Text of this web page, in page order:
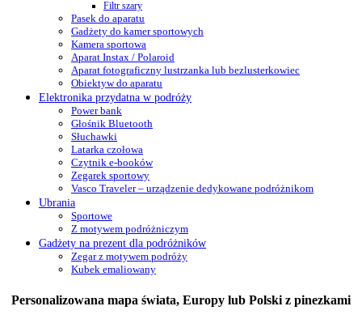
Filtr szary
Pasek do aparatu
Gadżety do kamer sportowych
Kamera sportowa
Aparat Instax / Polaroid
Aparat fotograficzny lustrzanka lub bezlusterkowiec
Obiektyw do aparatu
Elektronika przydatna w podróży
Power bank
Głośnik Bluetooth
Słuchawki
Latarka czołowa
Czytnik e-booków
Zegarek sportowy
Vasco Traveler – urządzenie dedykowane podróżnikom
Ubrania
Sportowe
Z motywem podróżniczym
Gadżety na prezent dla podróżników
Zegar z motywem podróży
Kubek emaliowany
Personalizowana mapa świata, Europy lub Polski z pinezkami